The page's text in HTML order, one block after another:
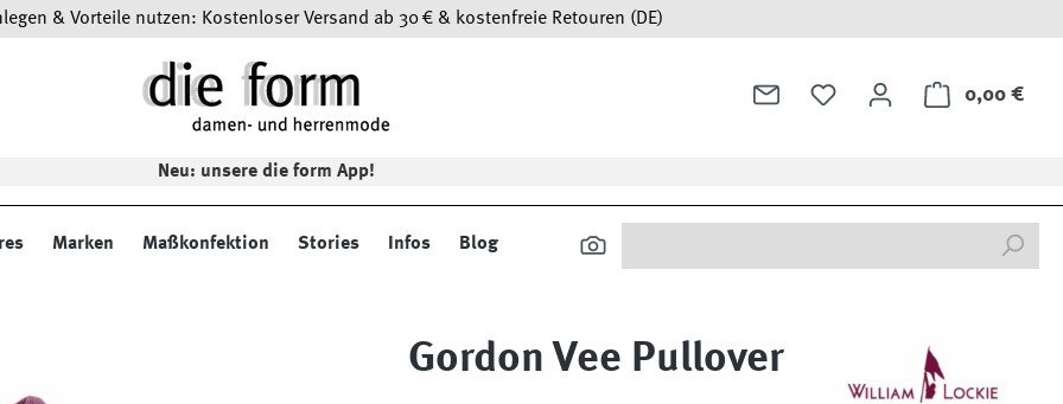
& Vorteile nutzen: Kostenloser Versand ab 30 € & kostenfreie Retouren (DE)
0,00 €
Neu: unsere die form App!
Marken Maßkonfektion Stories Infos Blog
Gordon Vee Pullover